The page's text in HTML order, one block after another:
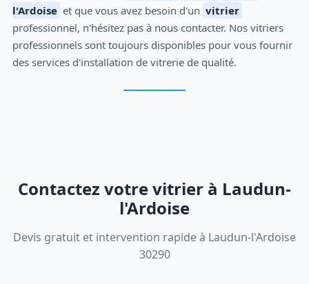
l'Ardoise et que vous avez besoin d'un vitrier
professionnel, n'hésitez pas à nous contacter. Nos vitriers
professionnels sont toujours disponibles pour vous fournir
des services d'installation de vitrerie de qualité.
Contactez votre vitrier à Laudun-
l'Ardoise
Devis gratuit et intervention rapide à Laudun-l'Ardoise
30290